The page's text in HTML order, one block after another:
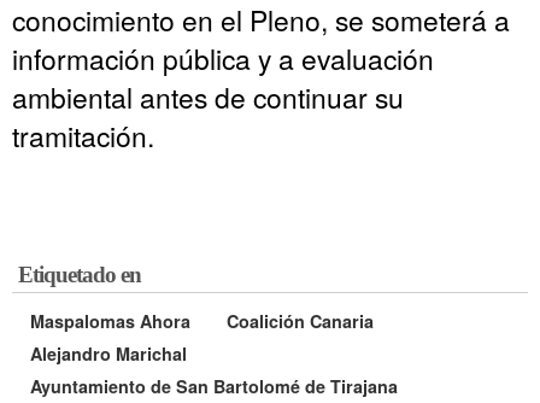
conocimiento en el Pleno, se someterá a
información pública y a evaluación
ambiental antes de continuar su
tramitación.
Etiquetado en
Maspalomas Ahora
Coalición Canaria
Alejandro Marichal
Ayuntamiento de San Bartolomé de Tirajana